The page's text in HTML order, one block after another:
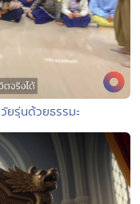
ยรุ่นด้วยธรรมะ